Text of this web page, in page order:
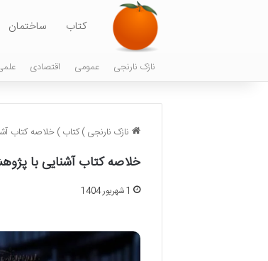
کتاب ساختمان
نازک نارنجی عمومی اقتصادی
نازک نارنجی ) کتاب ) خلاصه کتاب
خلاصه کتاب آشنایی با
1 شهریور 1404